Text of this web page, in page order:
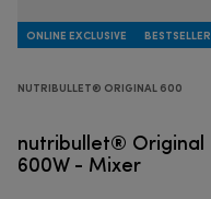
ONLINE EXCLUSIVE BESTSELLER
NUTRIBULLET® ORIGINAL 600
nutribullet® Original
600W - Mixer